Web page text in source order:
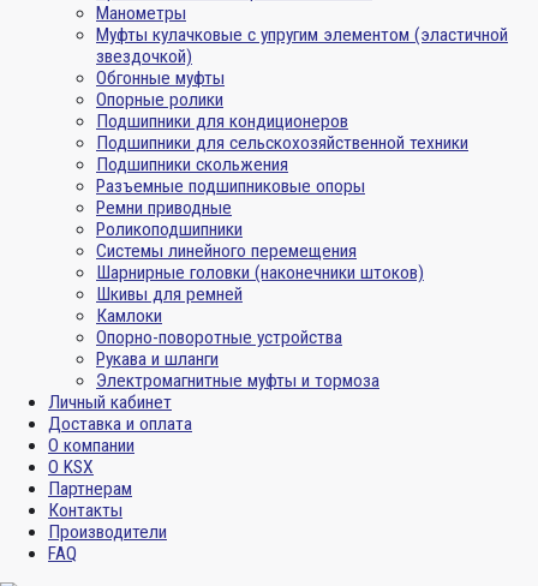
Манометры
Муфты кулачковые с упругим элементом (эластичной
звездочкой)
Обгонные муфты
Опорные ролики
Подшипники для кондиционеров
Подшипники для сельскохозяйственной техники
Подшипники скольжения
Разъемные подшипниковые опоры
Ремни приводные
Роликоподшипники
Системы линейного перемещения
Шарнирные головки (наконечники штоков)
Шкивы для ремней
Камлоки
Опорно-поворотные устройства
Рукава и шланги
Электромагнитные муфты и тормоза
Личный кабинет
Доставка и оплата
О компании
О KSX
Партнерам
Контакты
Производители
FAQ